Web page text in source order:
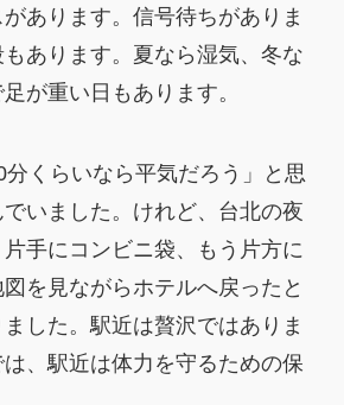
あります。信号待ちがありま
あります。夏なら湿気、冬な
が重い日もあります。
くらいなら平気だろう」と思
いました。けれど、台北の夜
手にコンビニ袋、もう片方に
を見ながらホテルへ戻ったと
した。駅近は贅沢ではありま
、駅近は体力を守るための保